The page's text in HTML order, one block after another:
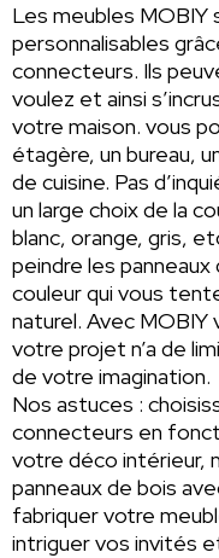
Les meubles
personnalisables
connecteurs. Ils
voulez et ainsi
votre maison. vous
étagère, un bureau,
de cuisine. Pas
un large choix de la
blanc, orange, gris,
peindre les
couleur qui vous
naturel. Avec
votre projet n’a de
de votre imagination.
Nos astuces :
connecteurs en
votre déco intérieur,
panneaux de bois
fabriquer votre
intriguer vos invités